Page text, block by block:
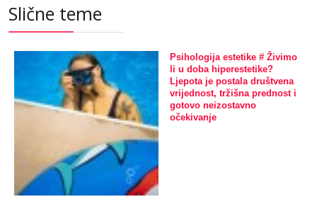
Slične teme
Psihologija estetike # Živimo
li u doba hiperestetike?
Ljepota je postala društvena
vrijednost, tržišna prednost i
gotovo neizostavno
očekivanje